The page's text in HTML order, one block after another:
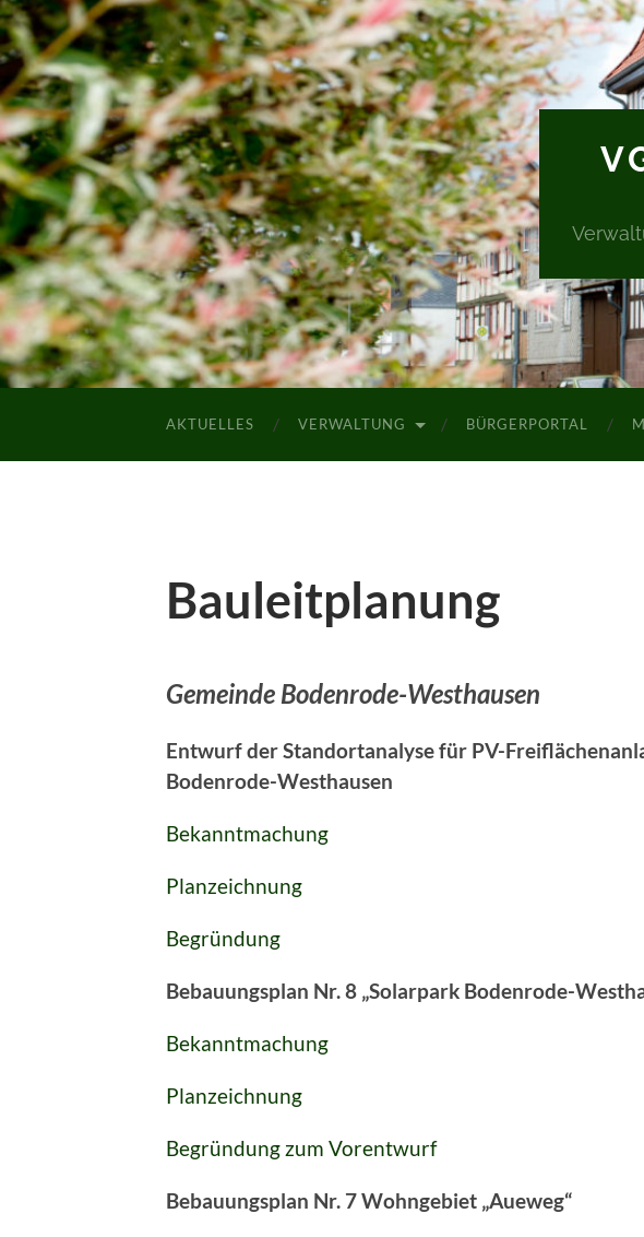
AKTUELLES VERWALTUNG BÜRGERPORTAL
Bauleitplanung
Gemeinde Bodenrode-Westhausen
Entwurf der Standortanalyse für PV-
Bodenrode-Westhausen
Bekanntmachung
Planzeichnung
Begründung
Bebauungsplan Nr. 8 „Solarpark Bodenrode-
Bekanntmachung
Planzeichnung
Begründung zum Vorentwurf
Bebauungsplan Nr. 7 Wohngebiet „Aueweg“